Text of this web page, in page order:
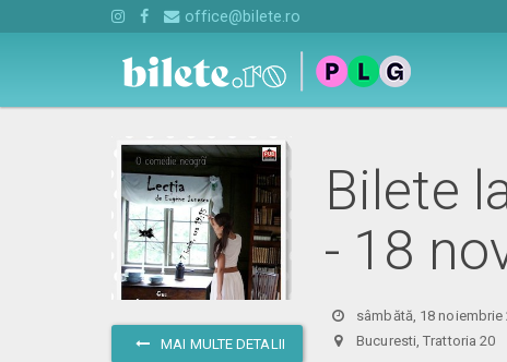
office@bilete.ro
MAI MULTE DETALII
Bilete
- 18
sâmbătă, 18 noiembrie
Bucuresti, Trattoria